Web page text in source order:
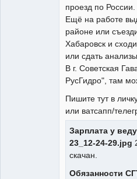
проезд по России.
Ещё на работе
районе или
Хабаровск и
или сдать анализы.
В г. Советская
РусГидро", там
Пишите тут в
или ватсапп/
Зарплата у
23_12-24-29.jpg
скачан.
Обязанности